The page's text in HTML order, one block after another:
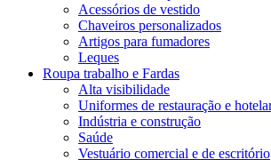
Acessórios de vestido
Chaveiros personalizados
Artigos para fumadores
Leques
Roupa trabalho e Fardas
Alta visibilidade
Uniformes de restauração e
Indústria e construção
Saúde
Vestuário comercial e de escritório